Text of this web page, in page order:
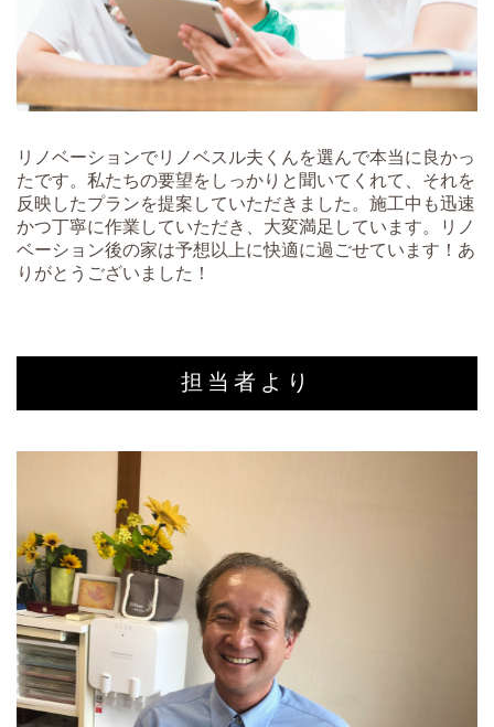
リノベーションでリノベスル夫くんを選んで本当に良かっ
たです。私たちの要望をしっかりと聞いてくれて、それを
反映したプランを提案していただきました。施工中も迅速
かつ丁寧に作業していただき、大変満足しています。リノ
ベーション後の家は予想以上に快適に過ごせています！あ
りがとうございました！
担当者より